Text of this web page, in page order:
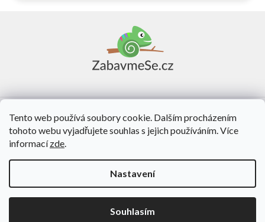
Tento web používá soubory cookie. Dalším procházením
tohoto webu vyjadřujete souhlas s jejich používáním. Více
informacízde.
Nastavení
Souhlasím
O nás
Vytvořil Shoptet